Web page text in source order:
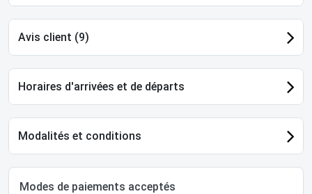
Avis client (9)
Horaires d'arrivées et de départs
Modalités et conditions
Modes de paiements acceptés